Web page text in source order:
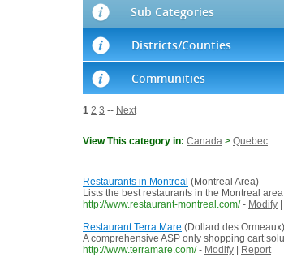
Sub Categories
Districts/Counties
Communities
1 2 3 -- Next
View This category in: Canada > Quebec
Restaurants in Montreal (Montreal Area)
Lists the best restaurants in the Montreal
http://www.restaurant-montreal.com/ - Modify
Restaurant Terra Mare (Dollard des Ormeaux)
A comprehensive ASP only shopping cart
http://www.terramare.com/ - Modify
Report